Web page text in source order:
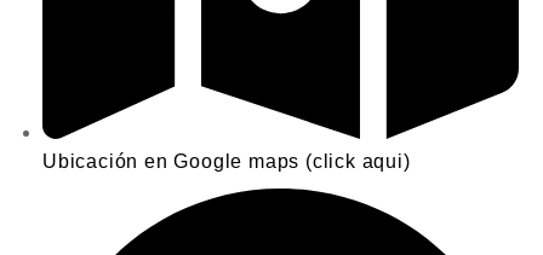
Ubicación en Google maps (click aqui)